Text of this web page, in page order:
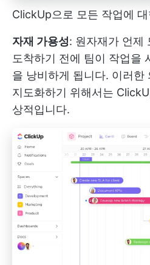
ClickUp으로 모든 작업에
자재 가용성: 원자재가 언제
도착하기 전에 팀이 작업을
을 낭비하게 됩니다. 이러한
지도화하기 위해서는
상적입니다.